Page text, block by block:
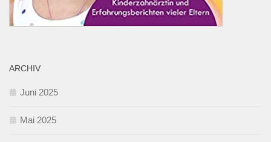
ARCHIV
Juni 2025
Mai 2025